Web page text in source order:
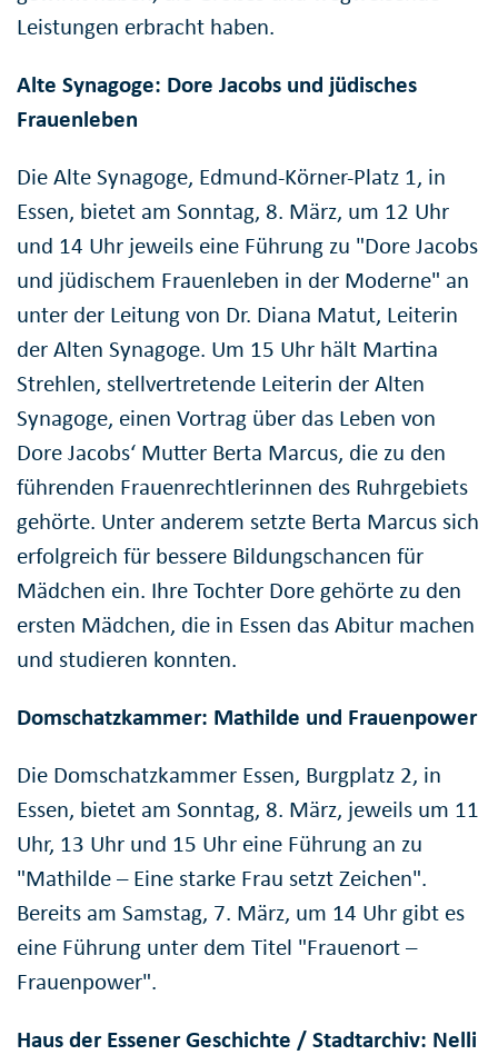
Leistungen erbracht haben.
Alte Synagoge: Dore Jacobs und jüdisches
Frauenleben
Die Alte Synagoge, Edmund-Körner-Platz 1, in
Essen, bietet am Sonntag, 8. März, um 12 Uhr
und 14 Uhr jeweils eine Führung zu "Dore Jacobs
und jüdischem Frauenleben in der Moderne" an
unter der Leitung von Dr. Diana Matut, Leiterin
der Alten Synagoge. Um 15 Uhr hält Martina
Strehlen, stellvertretende Leiterin der Alten
Synagoge, einen Vortrag über das Leben von
Dore Jacobs‘ Mutter Berta Marcus, die zu den
führenden Frauenrechtlerinnen des Ruhrgebiets
gehörte. Unter anderem setzte Berta Marcus sich
erfolgreich für bessere Bildungschancen für
Mädchen ein. Ihre Tochter Dore gehörte zu den
ersten Mädchen, die in Essen das Abitur machen
und studieren konnten.
Domschatzkammer: Mathilde und Frauenpower
Die Domschatzkammer Essen, Burgplatz 2, in
Essen, bietet am Sonntag, 8. März, jeweils um 11
Uhr, 13 Uhr und 15 Uhr eine Führung an zu
"Mathilde – Eine starke Frau setzt Zeichen".
Bereits am Samstag, 7. März, um 14 Uhr gibt es
eine Führung unter dem Titel "Frauenort –
Frauenpower".
Haus der Essener Geschichte / Stadtarchiv: Nelli